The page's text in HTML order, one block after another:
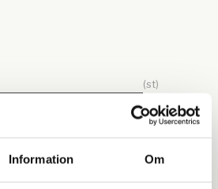
Information Om
st
Lägg